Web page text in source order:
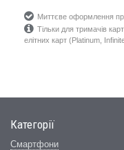
Миттєве оформлення
Тільки для тримачів
елітних карт (Platinum,
Категорії
Смартфони